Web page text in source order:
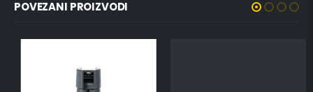
POVEZANI PROIZVODI